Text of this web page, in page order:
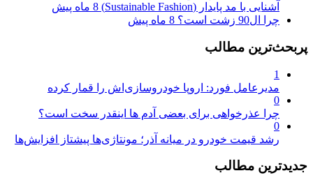
آشنایی با مد پایدار (Sustainable Fashion)
8 ماه پیش
چرا ال90 زشت است؟
8 ماه پیش
پربحث‌ترین مطالب
1
مدیرعامل فورد: اروپا خودروسازی‌اش را قمار کرده
0
چرا عذرخواهی برای بعضی آدم ها اینقدر سخت است؟
0
رشد قیمت خودرو در میانه آذر؛ مونتاژی‌ها پیشتاز افزایش‌ها
جدیدترین مطالب